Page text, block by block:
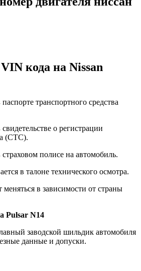
кода на Nissan
транспортного средства
о регистрации
(СТС).
страховом полисе на автомобиль.
в талоне технического осмотра.
в зависимости от страны
Pulsar N14
заводской шильдик автомобиля
данные и допуски.